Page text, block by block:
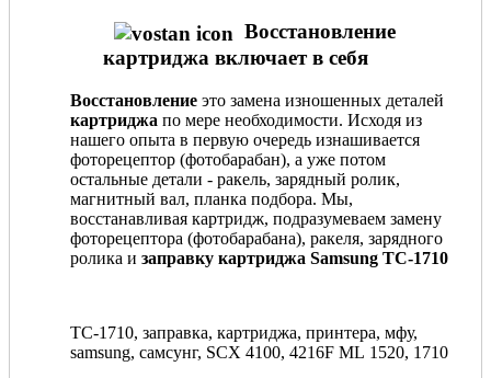
Восстановление
картриджа включает в себя
Восстановление это замена изношенных деталей
картриджа по мере необходимости. Исходя из
нашего опыта в первую очередь изнашивается
фоторецептор (фотобарабан), а уже потом
остальные детали - ракель, зарядный ролик,
магнитный вал, планка подбора. Мы,
восстанавливая картридж, подразумеваем замену
фоторецептора (фотобарабана), ракеля, зарядного
ролика и заправку картриджа Samsung TC-1710
TC-1710, заправка, картриджа, принтера, мфу,
samsung, самсунг, SCX 4100, 4216F ML 1520, 1710